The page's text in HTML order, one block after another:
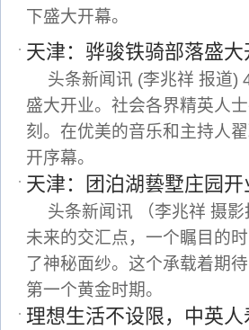
下盛大开幕。
天津：骅骏铁骑部落盛大
头条新闻讯 (李兆祥 报道)
盛大开业。社会各界精英人
刻。在优美的音乐和主持人
开序幕。
天津：团泊湖兿墅庄园
头条新闻讯 （李兆祥 摄
未来的交汇点，一个瞩目的
了神秘面纱。这个承载着期
第一个黄金时期。
理想生活不设限，中英